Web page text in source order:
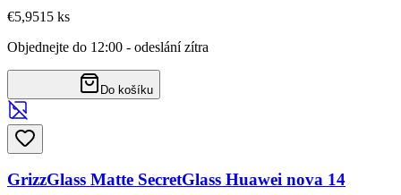
€5,9515 ks
Objednejte do 12:00 - odeslání zítra
Do košíku
GrizzGlass Matte SecretGlass Huawei nova 14